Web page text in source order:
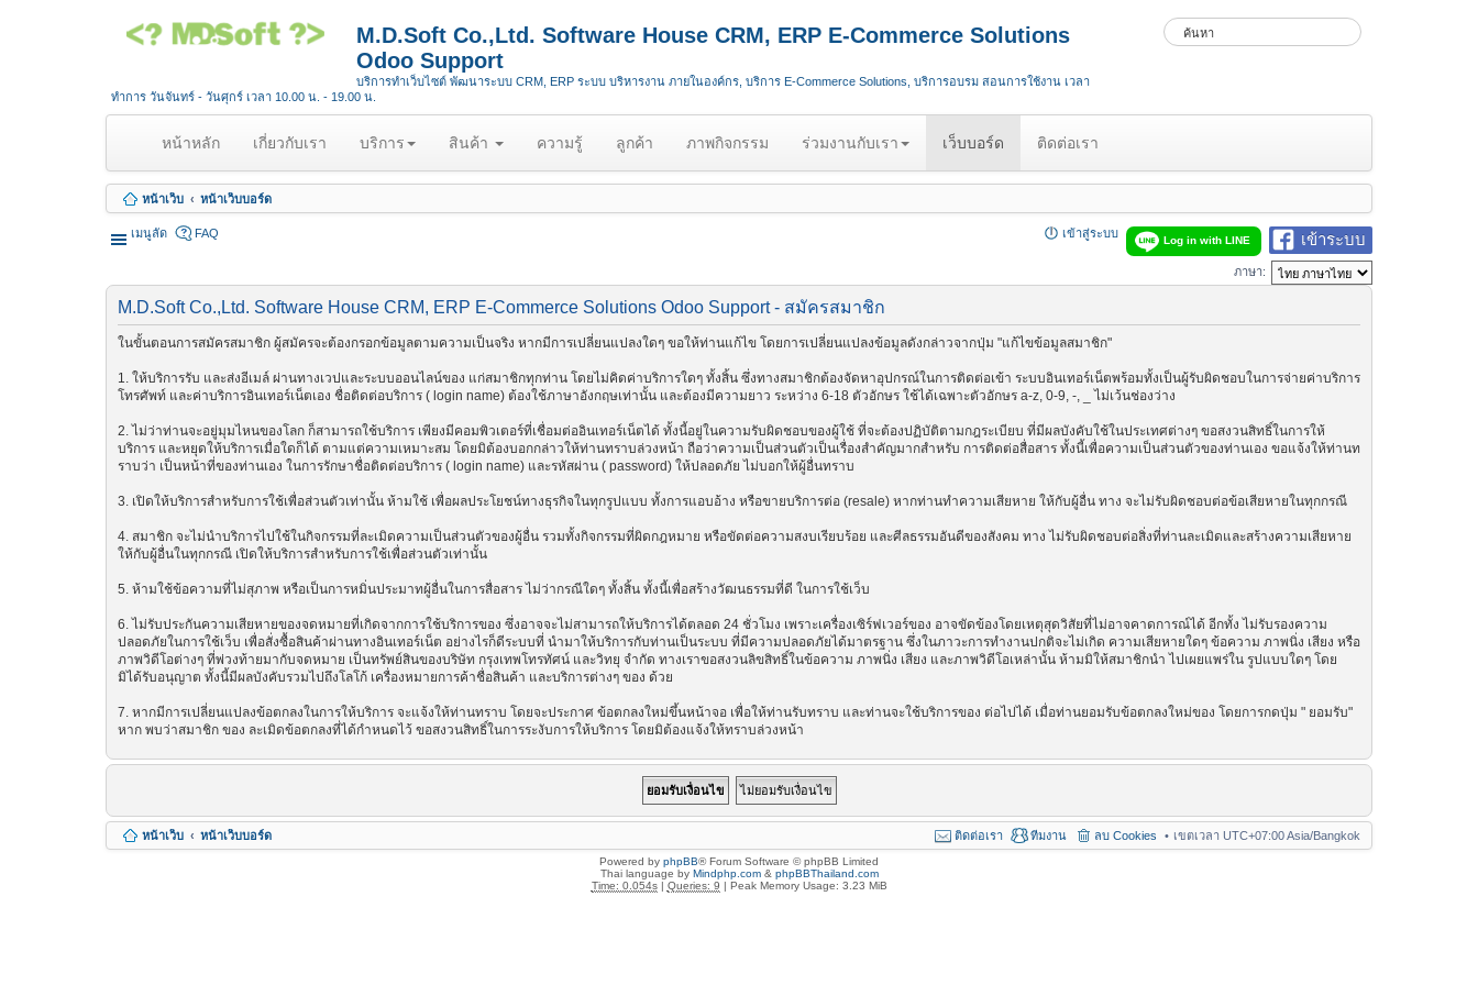
M.D.Soft Co.,Ltd. Software House CRM, ERP E-Commerce Solutions
Odoo Support
บริการทำเว็บไซต์ พัฒนาระบบ CRM, ERP ระบบ บริหารงาน ภายในองค์กร, บริการ E-Commerce Solutions, บริการอบรม สอนการใช้งาน เวลา
ทำการ วันจันทร์ - วันศุกร์ เวลา 10.00 น. - 19.00 น.
หน้าหลัก(
u
r
)
เกี่ยวกับเรา บริการ สินค้า ความรู้ ลูกค้า ภาพกิจกรรม ร่วมงานกับเรา เว็บบอร์ด ติดต่อเรา
หน้าเว็บ หน้าเว็บบอร์ด
เมนูลัด เข้าระบบ
Log in with LINE
FAQ เข้าสู่ระบบ
ภาษา:
M.D.Soft Co.,Ltd. Software House CRM, ERP E-Commerce Solutions Odoo Support - สมัครสมาชิก
ในขั้นตอนการสมัครสมาชิก ผู้สมัครจะต้องกรอกข้อมูลตามความเป็นจริง หากมีการเปลี่ยนแปลงใดๆ ขอให้ท่านแก้ไข โดยการเปลี่ยนแปลงข้อมูลดังกล่าวจากปุ่ม "แก้ไขข้อมูลสมาชิก"
1. ให้บริการรับ และส่งอีเมล์ ผ่านทางเวปและระบบออนไลน์ของ แก่สมาชิกทุกท่าน โดยไม่คิดค่าบริการใดๆ ทั้งสิ้น ซึ่งทางสมาชิกต้องจัดหาอุปกรณ์ในการติดต่อเข้า ระบบอินเทอร์เน็ตพร้อมทั้งเป็นผู้รับผิดชอบในการจ่ายค่าบริการ
โทรศัพท์ และค่าบริการอินเทอร์เน็ตเอง ชื่อติดต่อบริการ ( login name) ต้องใช้ภาษาอังกฤษเท่านั้น และต้องมีความยาว ระหว่าง 6-18 ตัวอักษร ใช้ได้เฉพาะตัวอักษร a-z, 0-9, -, _ ไม่เว้นช่องว่าง
2. ไม่ว่าท่านจะอยู่มุมไหนของโลก ก็สามารถใช้บริการ เพียงมีคอมพิวเตอร์ที่เชื่อมต่ออินเทอร์เน็ตได้ ทั้งนี้อยู่ในความรับผิดชอบของผู้ใช้ ที่จะต้องปฏิบัติตามกฎระเบียบ ที่มีผลบังคับใช้ในประเทศต่างๆ ขอสงวนสิทธิ์ในการให้
บริการ และหยุดให้บริการเมื่อใดก็ได้ ตามแต่ความเหมาะสม โดยมิต้องบอกกล่าวให้ท่านทราบล่วงหน้า ถือว่าความเป็นส่วนตัวเป็นเรื่องสำคัญมากสำหรับ การติดต่อสื่อสาร ทั้งนี้เพื่อความเป็นส่วนตัวของท่านเอง ขอแจ้งให้ท่านท
ราบว่า เป็นหน้าที่ของท่านเอง ในการรักษาชื่อติดต่อบริการ ( login name) และรหัสผ่าน ( password) ให้ปลอดภัย ไม่บอกให้ผู้อื่นทราบ
3. เปิดให้บริการสำหรับการใช้เพื่อส่วนตัวเท่านั้น ห้ามใช้ เพื่อผลประโยชน์ทางธุรกิจในทุกรูปแบบ ทั้งการแอบอ้าง หรือขายบริการต่อ (resale) หากท่านทำความเสียหาย ให้กับผู้อื่น ทาง จะไม่รับผิดชอบต่อข้อเสียหายในทุกกรณี
4. สมาชิก จะไม่นำบริการไปใช้ในกิจกรรมที่ละเมิดความเป็นส่วนตัวของผู้อื่น รวมทั้งกิจกรรมที่ผิดกฎหมาย หรือขัดต่อความสงบเรียบร้อย และศีลธรรมอันดีของสังคม ทาง ไม่รับผิดชอบต่อสิ่งที่ท่านละเมิดและสร้างความเสียหาย
ให้กับผู้อื่นในทุกกรณี เปิดให้บริการสำหรับการใช้เพื่อส่วนตัวเท่านั้น
5. ห้ามใช้ข้อความที่ไม่สุภาพ หรือเป็นการหมิ่นประมาทผู้อื่นในการสื่อสาร ไม่ว่ากรณีใดๆ ทั้งสิ้น ทั้งนี้เพื่อสร้างวัฒนธรรมที่ดี ในการใช้เว็บ
6. ไม่รับประกันความเสียหายของจดหมายที่เกิดจากการใช้บริการของ ซึ่งอาจจะไม่สามารถให้บริการได้ตลอด 24 ชั่วโมง เพราะเครื่องเซิร์ฟเวอร์ของ อาจขัดข้องโดยเหตุสุดวิสัยที่ไม่อาจคาดการณ์ได้ อีกทั้ง ไม่รับรองความ
ปลอดภัยในการใช้เว็บ เพื่อสั่งซื้อสินค้าผ่านทางอินเทอร์เน็ต อย่างไรก็ดีระบบที่ นำมาให้บริการกับท่านเป็นระบบ ที่มีความปลอดภัยได้มาตรฐาน ซึ่งในภาวะการทำงานปกติจะไม่เกิด ความเสียหายใดๆ ข้อความ ภาพนิ่ง เสียง หรือ
ภาพวิดีโอต่างๆ ที่พ่วงท้ายมากับจดหมาย เป็นทรัพย์สินของบริษัท กรุงเทพโทรทัศน์ และวิทยุ จำกัด ทางเราขอสงวนลิขสิทธิ์ในข้อความ ภาพนิ่ง เสียง และภาพวิดีโอเหล่านั้น ห้ามมิให้สมาชิกนำ ไปเผยแพร่ใน รูปแบบใดๆ โดย
มิได้รับอนุญาต ทั้งนี้มีผลบังคับรวมไปถึงโลโก้ เครื่องหมายการค้าชื่อสินค้า และบริการต่างๆ ของ ด้วย
7. หากมีการเปลี่ยนแปลงข้อตกลงในการให้บริการ จะแจ้งให้ท่านทราบ โดยจะประกาศ ข้อตกลงใหม่ขึ้นหน้าจอ เพื่อให้ท่านรับทราบ และท่านจะใช้บริการของ ต่อไปได้ เมื่อท่านยอมรับข้อตกลงใหม่ของ โดยการกดปุ่ม " ยอมรับ"
หาก พบว่าสมาชิก ของ ละเมิดข้อตกลงที่ได้กำหนดไว้ ขอสงวนสิทธิ์ในการระงับการให้บริการ โดยมิต้องแจ้งให้ทราบล่วงหน้า
หน้าเว็บ หน้าเว็บบอร์ด เขตเวลา UTC+07:00 Asia/Bangkok
ลบ Cookies
ทีมงาน
ติดต่อเรา
Powered by phpBB® Forum Software © phpBB Limited
Thai language by Mindphp.com& phpBBThailand.com
Time: 0.054s| Queries: 9 | Peak Memory Usage: 3.23 MiB